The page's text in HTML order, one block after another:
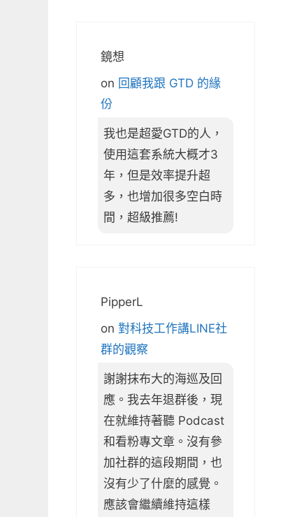
鏡想
on 回顧我跟 GTD 的緣
份
我也是超愛GTD的人，
使用這套系統大概才3
年，但是效率提升超
多，也增加很多空白時
間，超級推薦!
PipperL
on 對科技工作講LINE社
群的觀察
謝謝抹布大的海巡及回
應。我去年退群後，現
在就維持著聽 Podcast
和看粉專文章。沒有參
加社群的這段期間，也
沒有少了什麼的感覺。
應該會繼續維持這樣